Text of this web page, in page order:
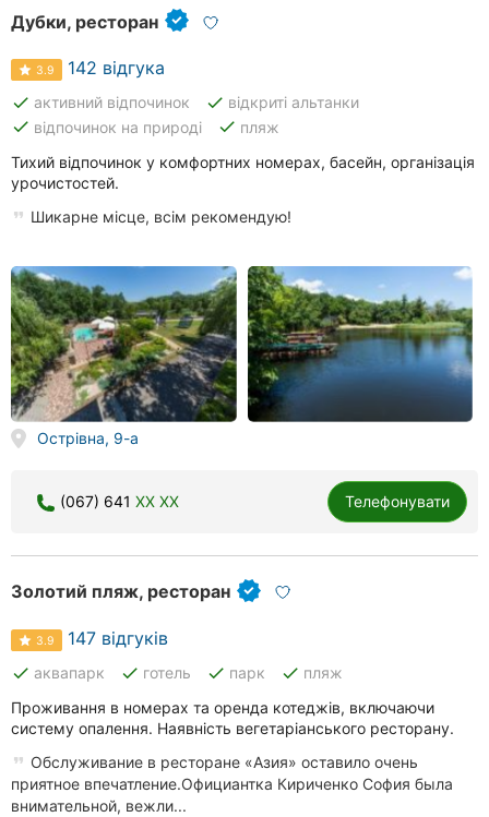
Дубки, ресторан
3.9 142 відгука
done активний відпочинок done відкриті альтанки
done відпочинок на природі done пляж
Тихий відпочинок у комфортних номерах, басейн, організація
урочистостей.
Шикарне місце, всім рекомендую!
Острівна, 9-а
(067) 641 XX XX Телефонувати
Золотий пляж, ресторан
3.9 147 відгуків
done аквапарк done готель done парк done пляж
Проживання в номерах та оренда котеджів, включаючи
систему опалення. Наявність вегетаріанського ресторану.
Обслуживание в ресторане «Азия» оставило очень
приятное впечатление.Официантка Кириченко София была
внимательной, вежли...